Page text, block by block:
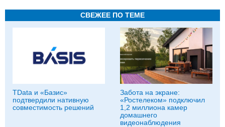
СВЕЖЕЕ ПО ТЕМЕ
TData и «Базис»
подтвердили нативную
совместимость решений
Забота на экране:
«Ростелеком» подключил
1,2 миллиона камер
домашнего
видеонаблюдения